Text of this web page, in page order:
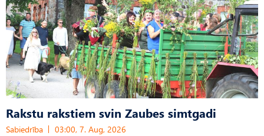
Rakstu rakstiem svin Zaubes simtgadi
Sabiedrība 03:00, 7. Aug, 2026